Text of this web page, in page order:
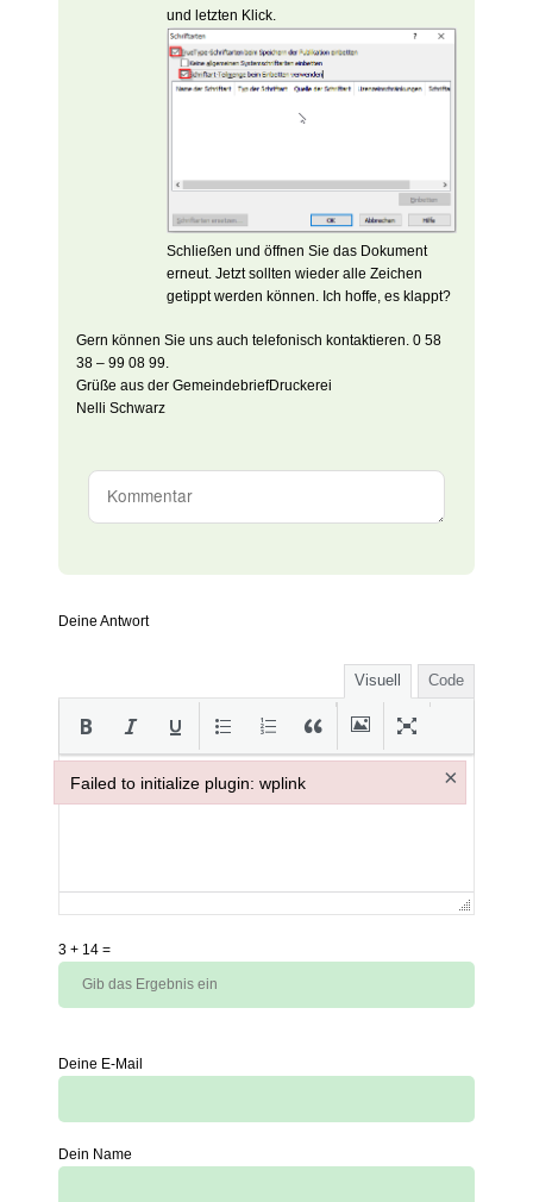
und letzten Klick.
Schließen und öffnen Sie das Dokument
erneut. Jetzt sollten wieder alle Zeichen
getippt werden können. Ich hoffe, es klappt?
Gern können Sie uns auch telefonisch kontaktieren. 0 58
38 – 99 08 99.
Grüße aus der GemeindebriefDruckerei
Nelli Schwarz
Deine Antwort
Visuell Code
3 + 14 =
Deine E-Mail
Dein Name
Failed to initialize plugin: wplink ×
Failed to initialize plugin: wplink